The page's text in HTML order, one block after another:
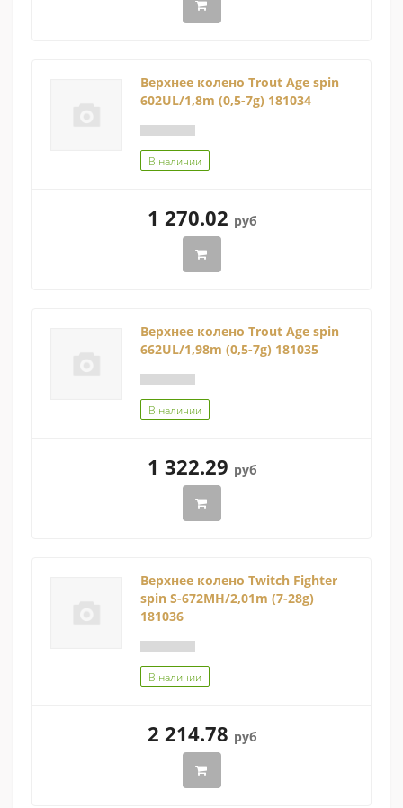
Верхнее колено Trout Age spin
602UL/1,8m (0,5-7g) 181034
В наличии
1 270.02 руб
Верхнее колено Trout Age spin
662UL/1,98m (0,5-7g) 181035
В наличии
1 322.29 руб
Верхнее колено Twitch Fighter
spin S-672MH/2,01m (7-28g)
181036
В наличии
2 214.78 руб